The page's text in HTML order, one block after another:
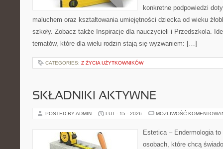
konkretne podpowiedzi
maluchem oraz kształtowania umiejętności dziecka od wieku
szkoły. Zobacz także Inspiracje dla nauczycieli i Przedszkola.
tematów, które dla wielu rodzin stają się wyzwaniem: […]
CATEGORIES: Z ŻYCIA UŻYTKOWNIKÓW
SKŁADNIKI AKTYWNE
POSTED BY ADMIN LUT - 15 - 2026 MOŻLIWOŚĆ
Estetica – Endermologia
osobach, które chcą